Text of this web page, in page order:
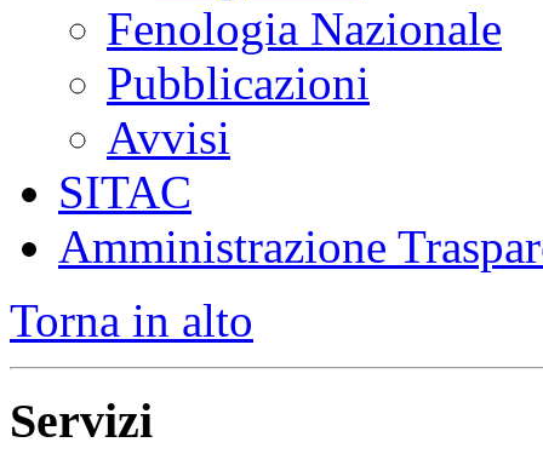
Fenologia Nazionale
Pubblicazioni
Avvisi
SITAC
Amministrazione
Torna in alto
Servizi